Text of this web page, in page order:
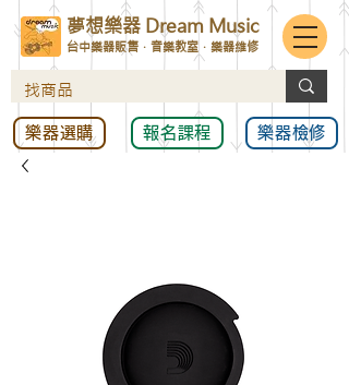
樂器選購 報名課程 樂器檢修
夢想樂器 Dream Music
台中樂器販售．音樂教室．樂器維修